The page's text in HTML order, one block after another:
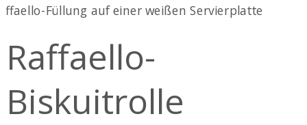
Raffaello-
Biskuitrolle
Biskuitrolle